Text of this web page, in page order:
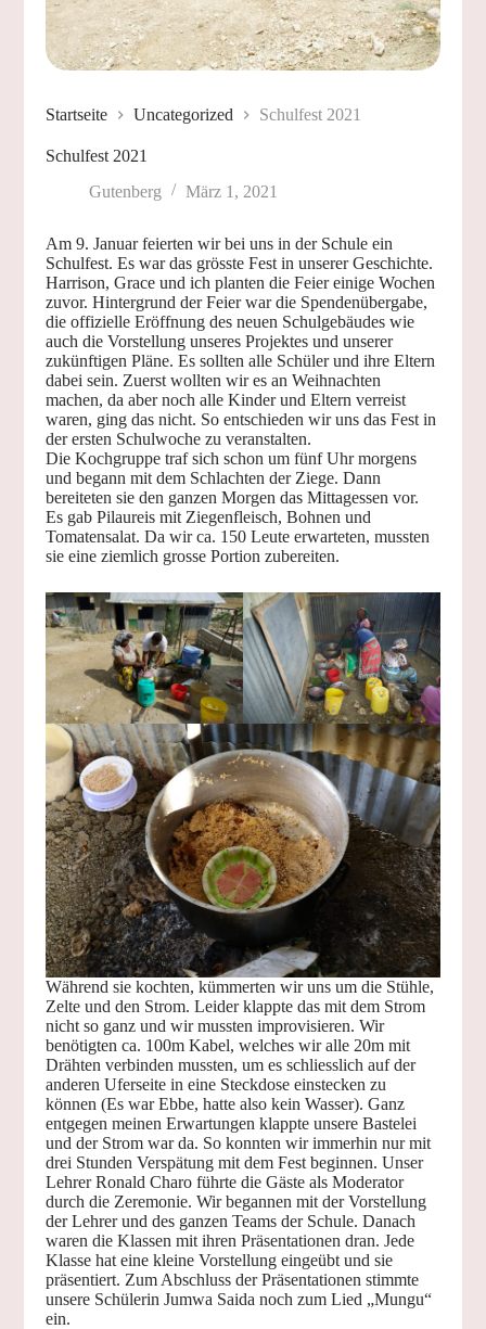
Startseite Uncategorized Schulfest 2021
Schulfest 2021
Gutenberg
März 1, 2021
Am 9. Januar feierten wir bei uns in der Schule ein
Schulfest. Es war das grösste Fest in unserer Geschichte.
Harrison, Grace und ich planten die Feier einige Wochen
zuvor. Hintergrund der Feier war die Spendenübergabe,
die offizielle Eröffnung des neuen Schulgebäudes wie
auch die Vorstellung unseres Projektes und unserer
zukünftigen Pläne. Es sollten alle Schüler und ihre Eltern
dabei sein. Zuerst wollten wir es an Weihnachten
machen, da aber noch alle Kinder und Eltern verreist
waren, ging das nicht. So entschieden wir uns das Fest in
der ersten Schulwoche zu veranstalten.
Die Kochgruppe traf sich schon um fünf Uhr morgens
und begann mit dem Schlachten der Ziege. Dann
bereiteten sie den ganzen Morgen das Mittagessen vor.
Es gab Pilaureis mit Ziegenfleisch, Bohnen und
Tomatensalat. Da wir ca. 150 Leute erwarteten, mussten
sie eine ziemlich grosse Portion zubereiten.
Während sie kochten, kümmerten wir uns um die Stühle,
Zelte und den Strom. Leider klappte das mit dem Strom
nicht so ganz und wir mussten improvisieren. Wir
benötigten ca. 100m Kabel, welches wir alle 20m mit
Drähten verbinden mussten, um es schliesslich auf der
anderen Uferseite in eine Steckdose einstecken zu
können (Es war Ebbe, hatte also kein Wasser). Ganz
entgegen meinen Erwartungen klappte unsere Bastelei
und der Strom war da. So konnten wir immerhin nur mit
drei Stunden Verspätung mit dem Fest beginnen. Unser
Lehrer Ronald Charo führte die Gäste als Moderator
durch die Zeremonie. Wir begannen mit der Vorstellung
der Lehrer und des ganzen Teams der Schule. Danach
waren die Klassen mit ihren Präsentationen dran. Jede
Klasse hat eine kleine Vorstellung eingeübt und sie
präsentiert. Zum Abschluss der Präsentationen stimmte
unsere Schülerin Jumwa Saida noch zum Lied „Mungu“
ein.